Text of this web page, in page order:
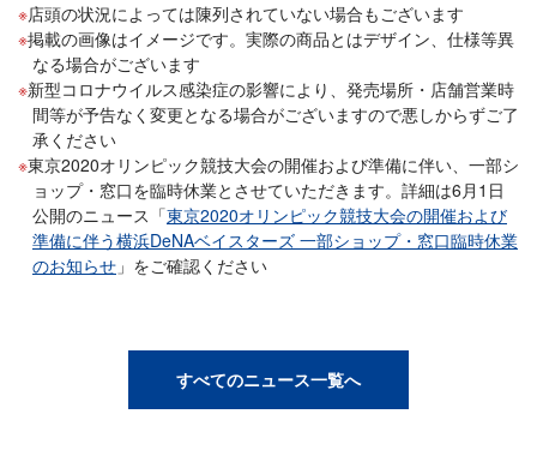
店頭の状況によっては陳列されていない場合もございます
掲載の画像はイメージです。実際の商品とはデザイン、仕様等異
なる場合がございます
新型コロナウイルス感染症の影響により、発売場所・店舗営業時
間等が予告なく変更となる場合がございますので悪しからずご了
承ください
東京2020オリンピック競技大会の開催および準備に伴い、一部シ
ョップ・窓口を臨時休業とさせていただきます。詳細は6月1日
公開のニュース「東京2020オリンピック競技大会の開催および
準備に伴う横浜DeNAベイスターズ 一部ショップ・窓口臨時休業
のお知らせ 」をご確認ください
すべてのニュース一覧へ